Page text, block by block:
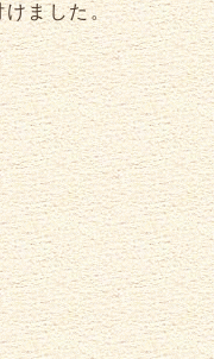
けました。